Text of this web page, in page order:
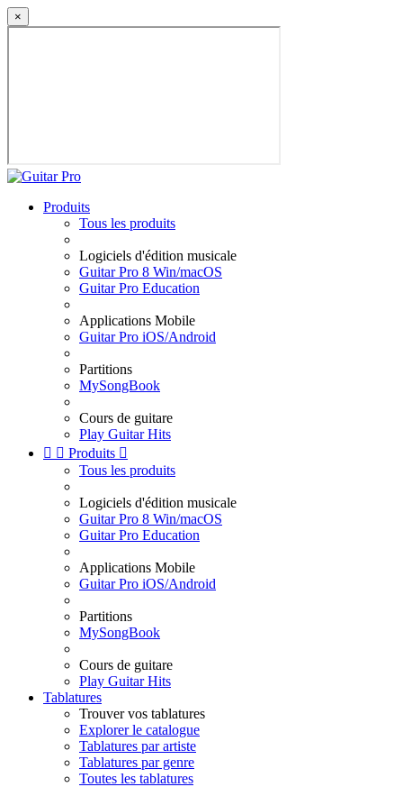
×
Produits
Tous les produits
Logiciels d'édition musicale
Guitar Pro 8 Win/macOS
Guitar Pro Education
Applications Mobile
Guitar Pro iOS/Android
Partitions
MySongBook
Cours de guitare
Play Guitar Hits
  Produits 
Tous les produits
Logiciels d'édition musicale
Guitar Pro 8 Win/macOS
Guitar Pro Education
Applications Mobile
Guitar Pro iOS/Android
Partitions
MySongBook
Cours de guitare
Play Guitar Hits
Tablatures
Trouver vos tablatures
Explorer le catalogue
Tablatures par artiste
Tablatures par genre
Toutes les tablatures